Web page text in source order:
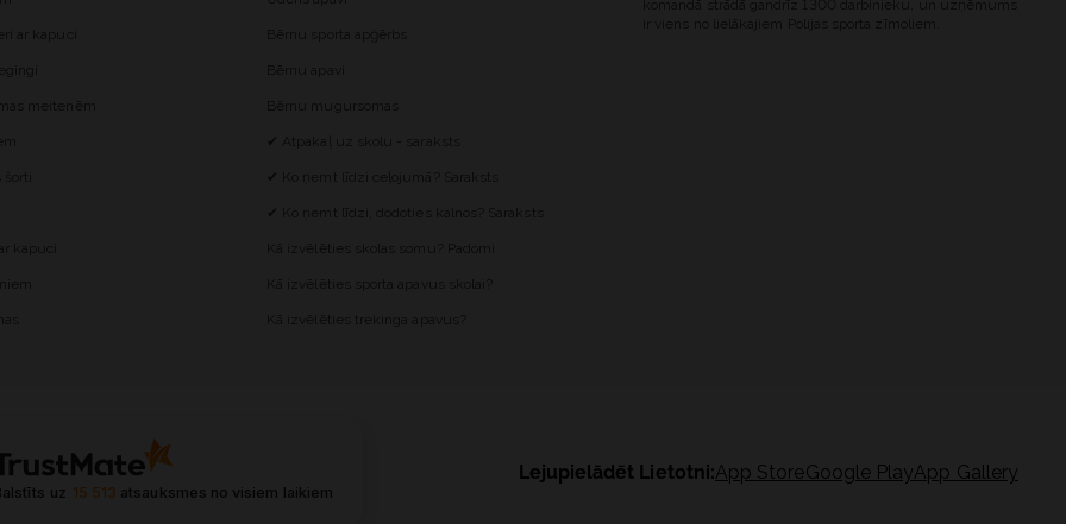
uz 15 513 atsauksmes no visiem laikiem
Lejupielādēt Lietotni:App StoreGoogle PlayApp Gallery